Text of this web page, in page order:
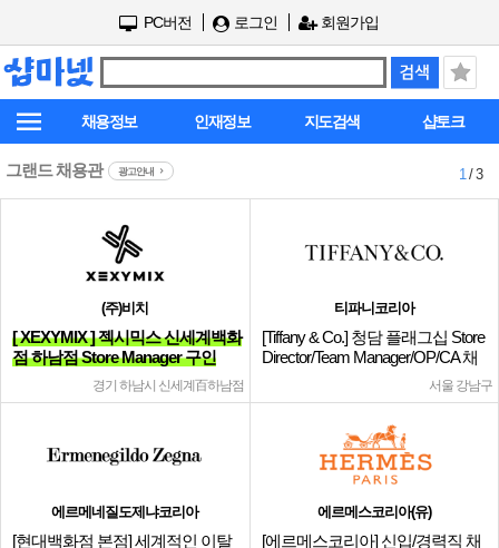
PC버전 로그인 회원가입
채용정보 인재정보 지도검색 샵토크
그랜드 채용관 광고안내 1/ 3
(주)비치
[ XEXYMIX ] 젝시믹스 신세계백화
점 하남점 Store Manager 구인
경기 하남시 신세계百하남점
티파니코리아
[Tiffany & Co.] 청담 플래그십 Store
Director/Team Manager/OP/CA 채
서울 강남구
에르메네질도제냐코리아
[현대백화점 본점] 세계적인 이탈
에르메스코리아(유)
[에르메스코리아] 신입/경력직 채